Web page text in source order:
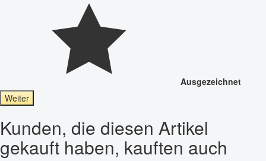
Ausgezeichnet
Weiter
Kunden, die diesen Artikel
gekauft haben, kauften auch